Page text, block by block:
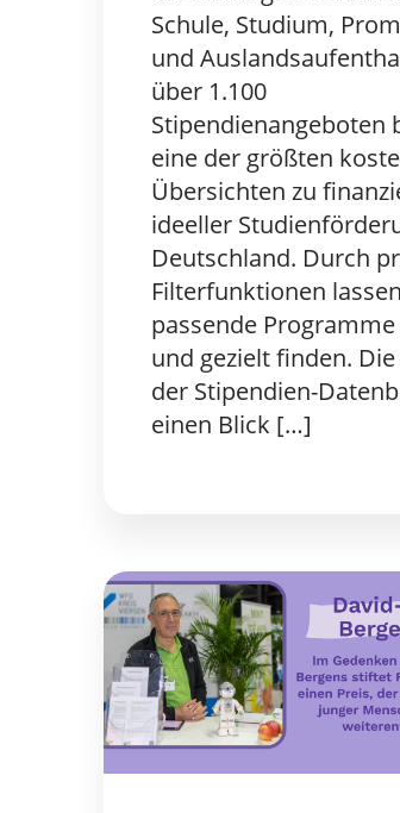
Schule, Studium,
und
über 1.100
Stipendienangeboten
eine der größten
Übersichten zu
ideeller
Deutschland. Durch
Filterfunktionen
passende
und gezielt finden.
der Stipendien-
einen Blick […]